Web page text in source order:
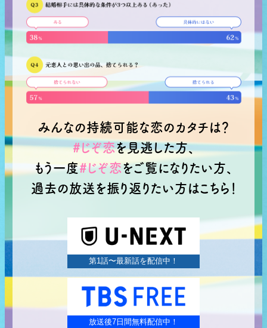
みんなの持続可能な恋のカタチは？
#じぞ恋を見逃した方、
もう一度#じぞ恋をご覧になりたい方、
過去の放送を振り返りたい方はこちら！
Paravi
第1話〜最新話を配信中！
TBS FREE
放送後7日間無料配信中！